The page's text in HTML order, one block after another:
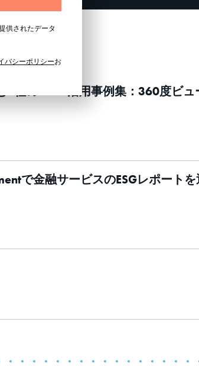
供されたデータ
バシーポリシーお
5社のMDM活用事例集：360度ビュ
で金融サービスのESGレポート